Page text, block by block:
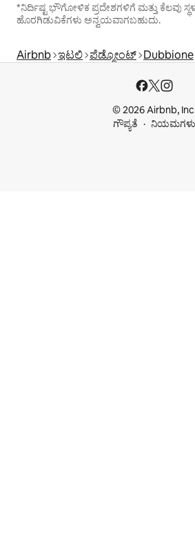
*ನಿರ್ದಿಷ್ಟ ಭೌಗೋಳಿಕ ಪ್ರದೇಶಗಳಿಗೆ ಮತ್ತು ಕೆಲವು
ಹೊರಗಿಡುವಿಕೆಗಳು ಅನ್ವಯವಾಗಬಹುದು.
Airbnb ಇಟಲಿ ಪೆಡ್ಮೋಂಟ್ Dubbione
© 2026 Airbnb,
ಗೌಪ್ಯತೆ
ನಿಯಮಗಳು